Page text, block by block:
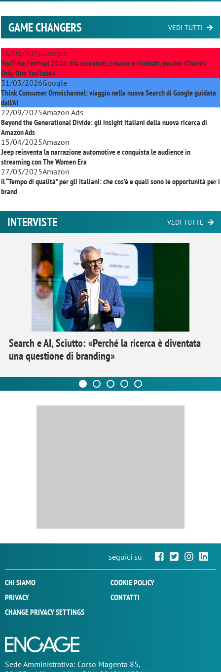
GAME CHANGERS VEDI TUTTI
16/06/2026Google
YouTube Festival 2026: tra contenuti, creator e risultati, perché «There’s
Only One YouTube»
31/03/2026Google
Think Consumer Omnichannel: viaggio nella nuova Search di Google guidata
dall'AI
22/09/2025Amazon Ads
Beyond the Generational Divide: gli insight italiani della nuova ricerca di
Amazon Ads
15/04/2025Amazon
Jeep reinventa la narrazione automotive e conquista le audience in
streaming conThe Women Era
27/03/2025Amazon
Il “Tempo di qualità” per gli italiani: che cos’è e quali sono le opportunità per i
brand
INTERVISTE VEDI TUTTE
Search e AI, Sciutto: «Perché la ricerca è diventata
una questione di branding»
seguici su
CHI SIAMO
COOKIE POLICY
PRIVACY
CONTATTI
CHANGE PRIVACY SETTINGS
SedeAmministrativa: Corso Magenta 85,